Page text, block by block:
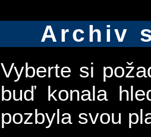
Archiv
Vyberte si
buď konala
pozbyla svou